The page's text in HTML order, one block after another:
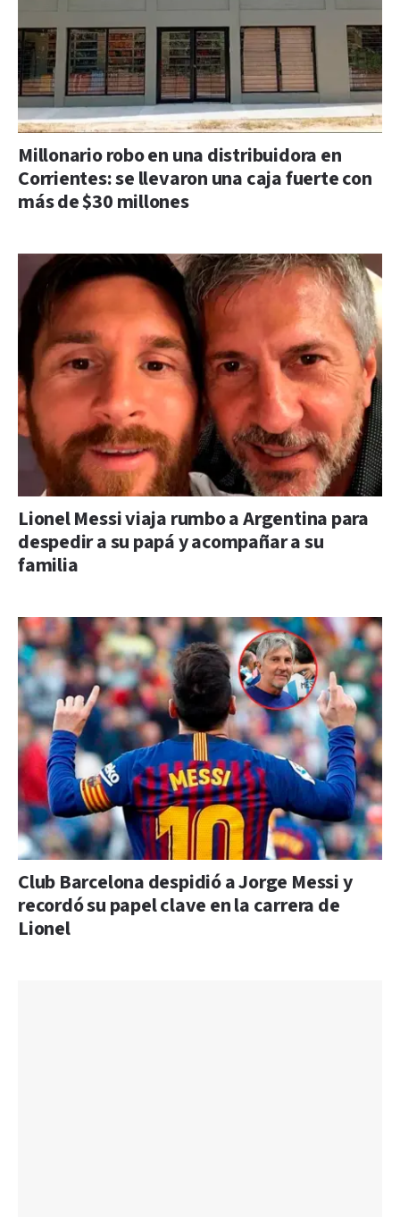
Millonario robo en una distribuidora en
Corrientes: se llevaron una caja fuerte con
más de $30 millones
Lionel Messi viaja rumbo a Argentina para
despedir a su papá y acompañar a su
familia
Club Barcelona despidió a Jorge Messi y
recordó su papel clave en la carrera de
Lionel